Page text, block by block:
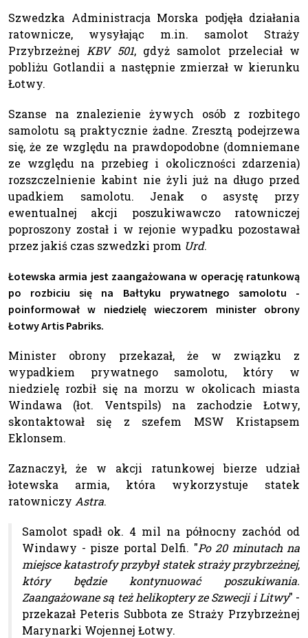
Szwedzka Administracja Morska podjęła działania
ratownicze, wysyłając m.in. samolot Straży
Przybrzeżnej KBV 501, gdyż samolot przeleciał w
pobliżu Gotlandii a następnie zmierzał w kierunku
Łotwy.
Szanse na znalezienie żywych osób z rozbitego
samolotu są praktycznie żadne. Zresztą podejrzewa
się, że ze względu na prawdopodobne (domniemane
ze względu na przebieg i okoliczności zdarzenia)
rozszczelnienie kabint nie żyli już na długo przed
upadkiem samolotu. Jenak o asystę przy
ewentualnej akcji poszukiwawczo ratowniczej
poproszony został i w rejonie wypadku pozostawał
przez jakiś czas szwedzki prom Urd.
Łotewska armia jest zaangażowana w operację ratunkową
po rozbiciu się na Bałtyku prywatnego samolotu -
poinformował w niedzielę wieczorem minister obrony
Łotwy Artis Pabriks.
Minister obrony przekazał, że w związku z
wypadkiem prywatnego samolotu, który w
niedzielę rozbił się na morzu w okolicach miasta
Windawa (łot. Ventspils) na zachodzie Łotwy,
skontaktował się z szefem MSW Kristapsem
Eklonsem.
Zaznaczył, że w akcji ratunkowej bierze udział
łotewska armia, która wykorzystuje statek
ratowniczy Astra.
Samolot spadł ok. 4 mil na północny zachód od
Windawy - pisze portal Delfi. "Po 20 minutach na
miejsce katastrofy przybył statek straży przybrzeżnej,
który będzie kontynuować poszukiwania.
Zaangażowane są też helikoptery ze Szwecji i Litwy" -
przekazał Peteris Subbota ze Straży Przybrzeżnej
Marynarki Wojennej Łotwy.